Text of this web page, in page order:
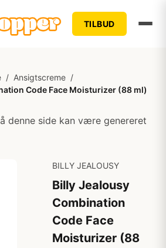
TILBUD
/ Ansigtscreme /
Code Face Moisturizer (88 ml)
denne side kan være genereret
BILLY JEALOUSY
Billy Jealousy
Combination
Code Face
Moisturizer (88